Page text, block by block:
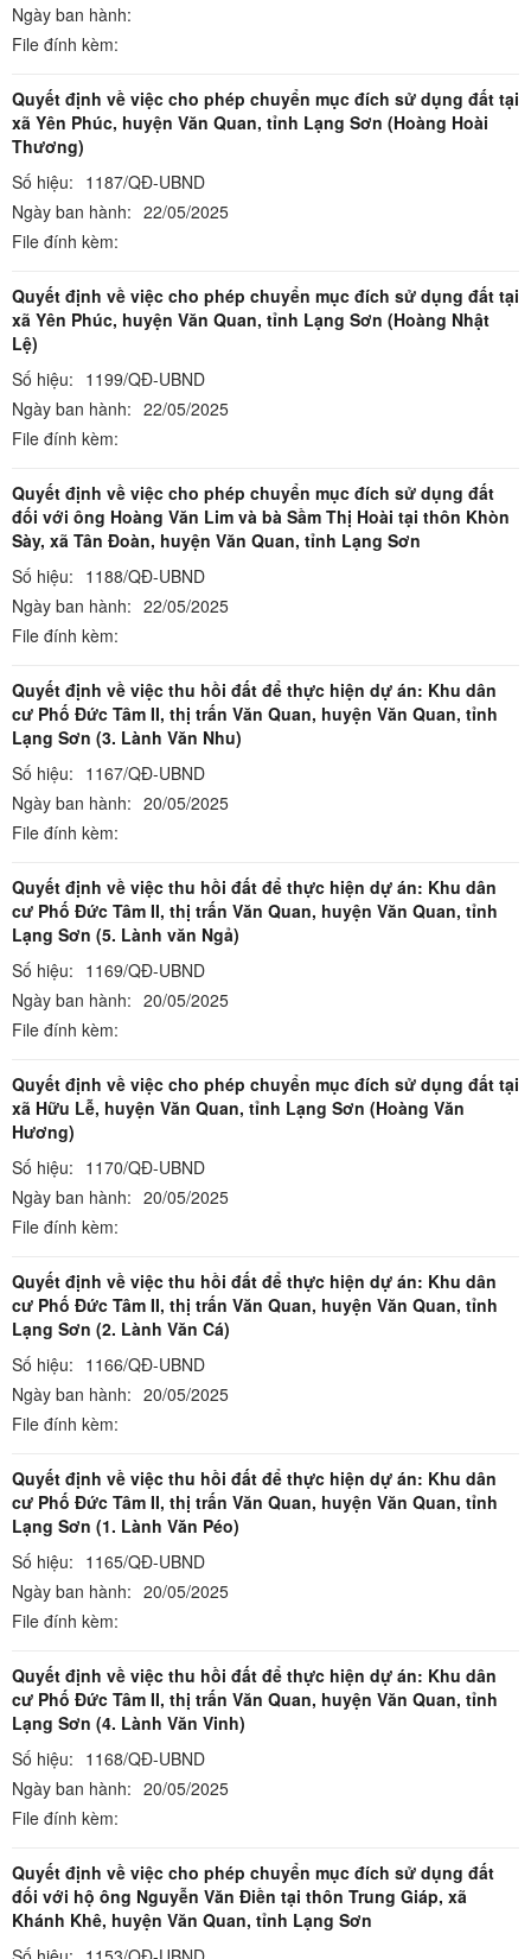
Ngày ban hành:
File đính kèm:
Quyết định về việc cho phép chuyển mục đích sử dụng đất tại
xã Yên Phúc, huyện Văn Quan, tỉnh Lạng Sơn (Hoàng Hoài
Thương)
Số hiệu: 1187/QĐ-UBND
Ngày ban hành: 22/05/2025
File đính kèm:
Quyết định về việc cho phép chuyển mục đích sử dụng đất tại
xã Yên Phúc, huyện Văn Quan, tỉnh Lạng Sơn (Hoàng Nhật
Lệ)
Số hiệu: 1199/QĐ-UBND
Ngày ban hành: 22/05/2025
File đính kèm:
Quyết định về việc cho phép chuyển mục đích sử dụng đất
đối với ông Hoàng Văn Lim và bà Sầm Thị Hoài tại thôn Khòn
Sày, xã Tân Đoàn, huyện Văn Quan, tỉnh Lạng Sơn
Số hiệu: 1188/QĐ-UBND
Ngày ban hành: 22/05/2025
File đính kèm:
Quyết định về việc thu hồi đất để thực hiện dự án: Khu dân
cư Phố Đức Tâm II, thị trấn Văn Quan, huyện Văn Quan, tỉnh
Lạng Sơn (3. Lành Văn Nhu)
Số hiệu: 1167/QĐ-UBND
Ngày ban hành: 20/05/2025
File đính kèm:
Quyết định về việc thu hồi đất để thực hiện dự án: Khu dân
cư Phố Đức Tâm II, thị trấn Văn Quan, huyện Văn Quan, tỉnh
Lạng Sơn (5. Lành văn Ngả)
Số hiệu: 1169/QĐ-UBND
Ngày ban hành: 20/05/2025
File đính kèm:
Quyết định về việc cho phép chuyển mục đích sử dụng đất tại
xã Hữu Lễ, huyện Văn Quan, tỉnh Lạng Sơn (Hoàng Văn
Hương)
Số hiệu: 1170/QĐ-UBND
Ngày ban hành: 20/05/2025
File đính kèm:
Quyết định về việc thu hồi đất để thực hiện dự án: Khu dân
cư Phố Đức Tâm II, thị trấn Văn Quan, huyện Văn Quan, tỉnh
Lạng Sơn (2. Lành Văn Cá)
Số hiệu: 1166/QĐ-UBND
Ngày ban hành: 20/05/2025
File đính kèm:
Quyết định về việc thu hồi đất để thực hiện dự án: Khu dân
cư Phố Đức Tâm II, thị trấn Văn Quan, huyện Văn Quan, tỉnh
Lạng Sơn (1. Lành Văn Péo)
Số hiệu: 1165/QĐ-UBND
Ngày ban hành: 20/05/2025
File đính kèm:
Quyết định về việc thu hồi đất để thực hiện dự án: Khu dân
cư Phố Đức Tâm II, thị trấn Văn Quan, huyện Văn Quan, tỉnh
Lạng Sơn (4. Lành Văn Vinh)
Số hiệu: 1168/QĐ-UBND
Ngày ban hành: 20/05/2025
File đính kèm:
Quyết định về việc cho phép chuyển mục đích sử dụng đất
đối với hộ ông Nguyễn Văn Điền tại thôn Trung Giáp, xã
Khánh Khê, huyện Văn Quan, tỉnh Lạng Sơn